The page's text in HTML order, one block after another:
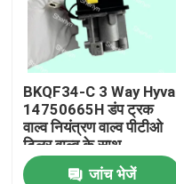
वीडियो
हमारे बारे में
कारखाने का दौरा
BKQF34-C 3 Way Hyva
14750665H डंप ट्रक
वाल्व नियंत्रण वाल्व पीटीओ
टिलर वाल्व के साथ
जांच भेजें